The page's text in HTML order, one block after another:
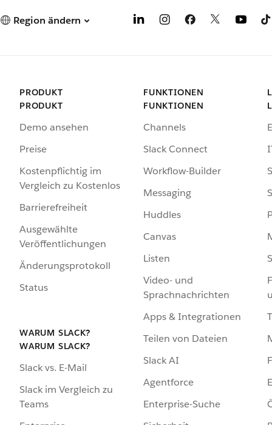
Region ändern
PRODUKT
PRODUKT
Demo ansehen
Preise
Kostenpflichtig im
Vergleich zu Kostenlos
Barrierefreiheit
Ausgewählte
Veröffentlichungen
Änderungsprotokoll
Status
WARUM SLACK?
WARUM SLACK?
Slack vs. E-Mail
Slack im Vergleich zu
Teams
FUNKTIONEN
FUNKTIONEN
Channels
Slack Connect
Workflow-Builder
Messaging
Huddles
Canvas
Listen
Video- und
Sprachnachrichten
Apps & Integrationen
Teilen von Dateien
Slack AI
Agentforce
Enterprise-Suche